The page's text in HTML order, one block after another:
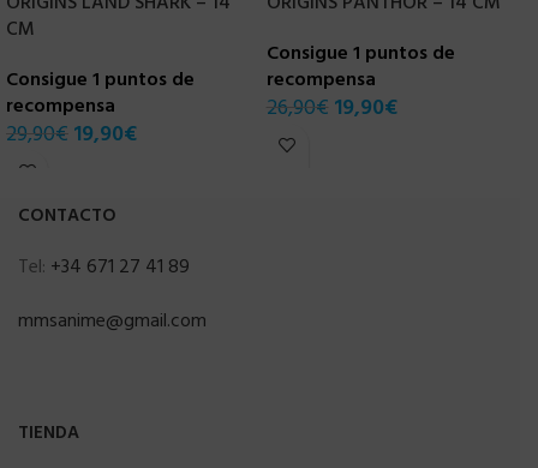
CM
Consigue 1 puntos de
recompensa
29,90€ 19,90€
Consigue 1 puntos de
recompensa
26,90€ 19,90€
CONTACTO
Tel: +34 671 27 41 89
mmsanime@gmail.com
TIENDA